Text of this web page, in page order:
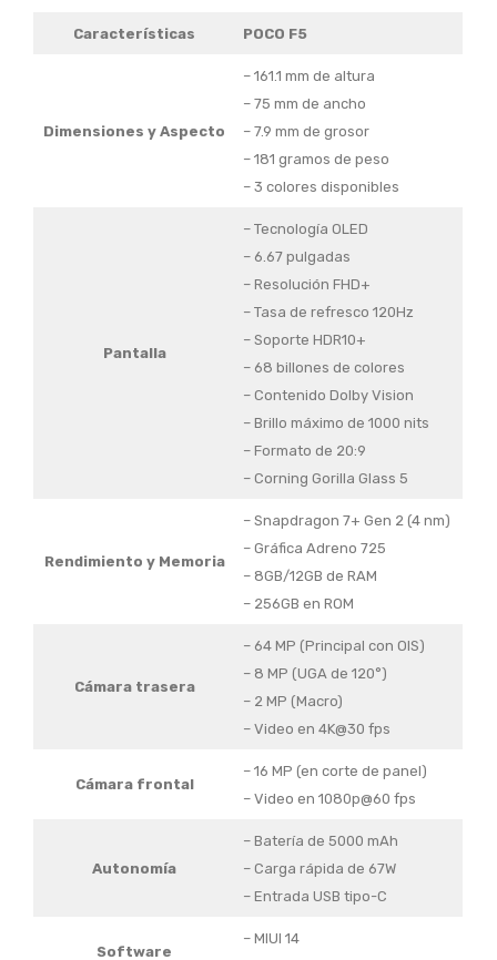
Características POCO F5
Dimensiones y Aspecto
– 161.1 mm de altura
– 75 mm de ancho
– 7.9 mm de grosor
– 181 gramos de peso
– 3 colores disponibles
Pantalla
– Tecnología OLED
– 6.67 pulgadas
– Resolución FHD+
– Tasa de refresco 120Hz
– Soporte HDR10+
– 68 billones de colores
– Contenido Dolby Vision
– Brillo máximo de 1000 nits
– Formato de 20:9
– Corning Gorilla Glass 5
Rendimiento y Memoria
– Snapdragon 7+ Gen 2 (4 nm)
– Gráfica Adreno 725
– 8GB/12GB de RAM
– 256GB en ROM
Cámara trasera
– 64 MP (Principal con OIS)
– 8 MP (UGA de 120°)
– 2 MP (Macro)
– Video en 4K@30 fps
Cámara frontal
– 16 MP (en corte de panel)
– Video en 1080p@60 fps
Autonomía
– Batería de 5000 mAh
– Carga rápida de 67W
– Entrada USB tipo-C
Software
– MIUI 14